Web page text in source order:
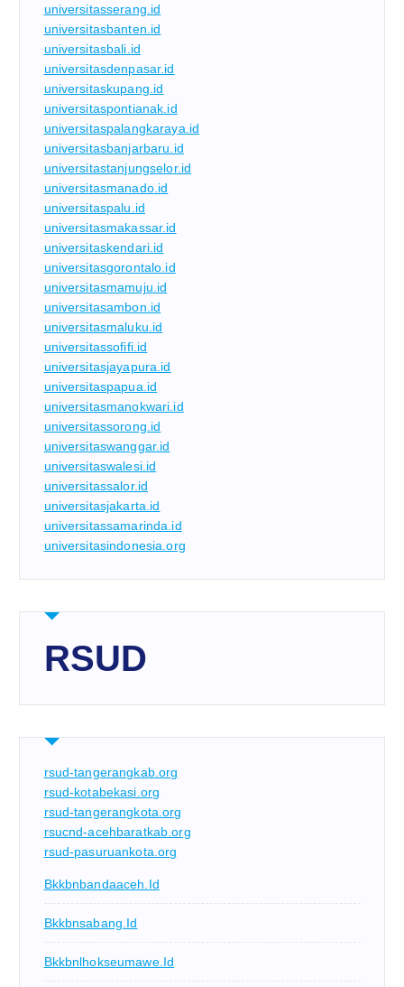
universitasserang.id
universitasbanten.id
universitasbali.id
universitasdenpasar.id
universitaskupang.id
universitaspontianak.id
universitaspalangkaraya.id
universitasbanjarbaru.id
universitastanjungselor.id
universitasmanado.id
universitaspalu.id
universitasmakassar.id
universitaskendari.id
universitasgorontalo.id
universitasmamuju.id
universitasambon.id
universitasmaluku.id
universitassofifi.id
universitasjayapura.id
universitaspapua.id
universitasmanokwari.id
universitassorong.id
universitaswanggar.id
universitaswalesi.id
universitassalor.id
universitasjakarta.id
universitassamarinda.id
universitasindonesia.org
RSUD
rsud-tangerangkab.org
rsud-kotabekasi.org
rsud-tangerangkota.org
rsucnd-acehbaratkab.org
rsud-pasuruankota.org
Bkkbnbandaaceh.id
Bkkbnsabang.id
Bkkbnlhokseumawe.id